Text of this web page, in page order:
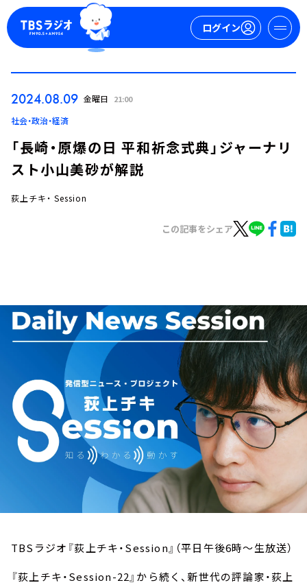
ログイン
お知らせ
イベント・グッズ
YouTube
会社情報
2024.08.09 金曜日 21:00
社会・政治・経済
「長崎・原爆の日 平和祈念式典」ジャーナリ
スト小山美砂が解説
荻上チキ・ Session
この記事をシェア
TBSラジオ『荻上チキ・Session』（平日午後6時～生放送）
『荻上チキ・Session-22』から続く、新世代の評論家・荻上